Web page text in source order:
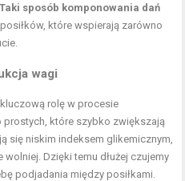
Taki sposób komponowania dań
które wspierają zarówno
wagi
rolę w procesie
które szybko zwiększają
się niskim indeksem glikemicznym,
Dzięki temu dłużej czujemy
podjadania między posiłkami.